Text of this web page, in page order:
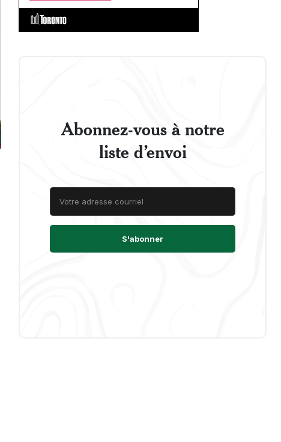
Abonnez-vous à notre
liste d’envoi